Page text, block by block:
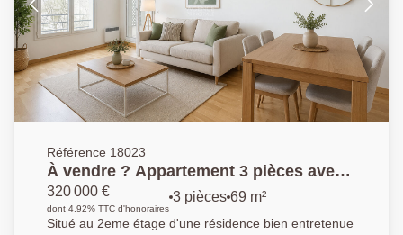
Référence 18023
À vendre ? Appartement 3 pièces avec
balcons et parking ? Quartier des
Coteaux du Bel-Air
320 000 €
dont 4.92% TTC d'honoraires
3 pièces 69 m²
Situé au 2eme étage d'une résidence bien entretenue